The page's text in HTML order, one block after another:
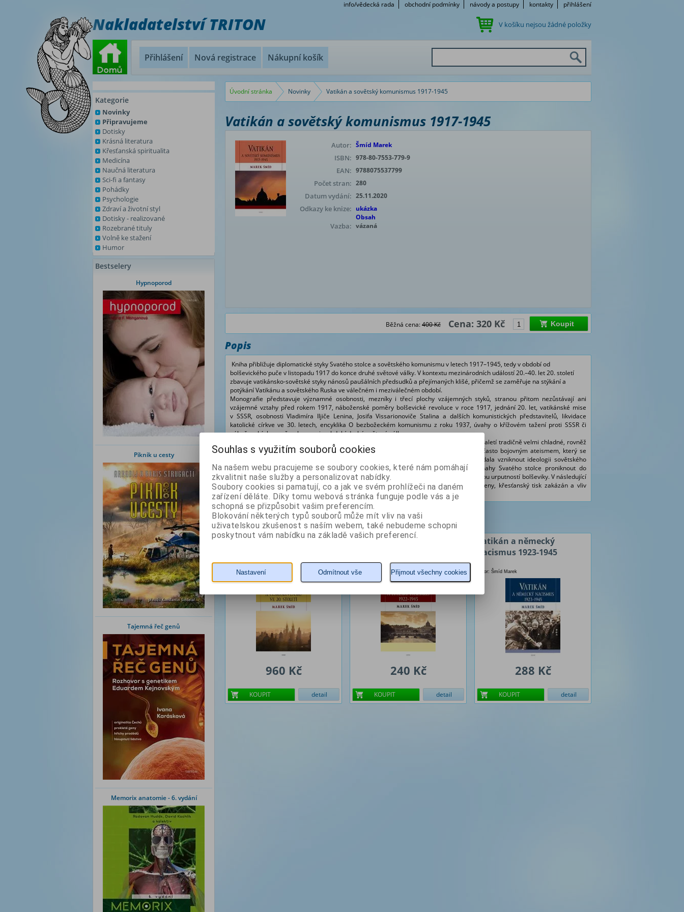
info/vědecká rada obchodní podmínky návody a postupy kontakty přihlášení
Nakladatelství TRITON V košíku nejsou žádné položky
Přihlášení Nová registrace Nákupní košík
Kategorie
Novinky
Připravujeme
Dotisky
Krásná literatura
Křesťanská spiritualita
Medicína
Naučná literatura
Sci-fi a fantasy
Pohádky
Psychologie
Zdraví a životní styl
Dotisky - realizované
Rozebrané tituly
Volně ke stažení
Humor
Bestselery
Hypnoporod
Piknik u cesty
Tajemná řeč genů
Memorix anatomie - 6. vydání
Úvodní stránka Novinky Vatikán a sovětský komunismus 1917-1945
Vatikán a sovětský komunismus 1917-1945
Autor: Šmíd Marek
ISBN: 978-80-7553-779-9
EAN: 9788075537799
Počet stran: 280
Datum vydání: 25.11.2020
Odkazy ke knize: ukázka
Obsah
Vazba: vázaná
Běžná cena:400 Kč Cena: 320 Kč Koupit
Popis
Kniha přibližuje diplomatické styky Svatého stolce a sovětského komunismu v letech 1917–1945, tedy v období od
bolševického puče v listopadu 1917 do konce druhé světové války. V kontextu mezinárodních událostí 20.–40. let 20. století
zbavuje vatikánsko-sovětské styky nánosů paušálních předsudků a přejímaných klišé, přičemž se zaměřuje na stýkání a
potýkáníVatikánu a sovětského Ruska ve válečném i meziválečném období.
Monografie představuje významné osobnosti, mezníky i třecí plochy vzájemných styků, stranou přitom nezůstávají ani
vzájemné vztahy před rokem 1917, náboženské poměry bolševické revoluce v roce 1917, jednání 20. let, vatikánské mise
v SSSR, osobnosti Vladimíra Iljiče Lenina, Josifa Vissarionoviče Stalina a dalších komunistických představitelů, likvidace
katolické církve ve 30. letech, encyklika O bezbožeckém komunismu z roku 1937, úvahy o křížovém tažení proti SSSR či
náboženských poměrech v zemi v období druhé světové války.
Nebyly to pouze diplomatické styky Svatého stolce a pravoslavného Ruska, jež byly po staletí tradičně velmi chladné, rovněž
odmítavý byl i vztah Svatého stolce k materialistickému komunismu, projevujícímu se často bojovným ateismem, který se
spojila a dala vzniknout ideologii sovětského
komunismu, ocitly se vztahy na bodu mrazu. Přesto se ve 20. letech objevovaly snahy Svatého stolce proniknout do
Sovětského svazu a bránit zde katolickou církev i její věřící, byly však likvidovány se značnou urputností bolševiky. V následující
dekádě byly stovky kněží popraveny, uvězněny či deportovány ze země, kostely uzavřeny, křesťanský tisk zakázán a vliv
náboženství ve společnosti značně zredukován.
Z naší nabídky vám doporučujeme
Vatikán a Československo
Autor: Šmíd Marek
960 Kč
KOUPIT detail
Vatikán a italský fašismus
Autor: Šmíd Marek
240 Kč
KOUPIT detail
Vatikán a německý
nacismus 1923-1945
Autor: Šmíd Marek
288 Kč
KOUPIT detail
Souhlas s využitím souborů cookies
Na našem webu pracujeme se soubory cookies, které nám pomáhají
zkvalitnit naše služby a personalizovat nabídky.
Soubory cookies si pamatují, co a jak ve svém prohlížeči na daném
zařízení děláte. Díky tomu webová stránka funguje podle vás a je
schopná se přizpůsobit vašim preferencím.
Blokování některých typů souborů může mít vliv na vaši
uživatelskou zkušenost s naším webem, také nebudeme schopni
poskytnout vám nabídku na základě vašich preferencí.
Nastavení Odmítnout vše Přijmout všechny cookies